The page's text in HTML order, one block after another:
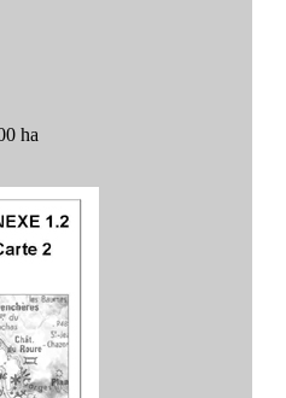
ha